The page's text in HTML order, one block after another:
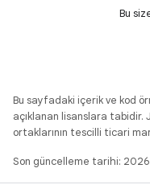
Bu
Bu sayfadaki içerik ve kod
açıklanan lisanslara tabidir.
ortaklarının tescilli ticari
Son güncelleme tarihi: